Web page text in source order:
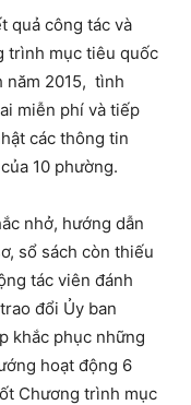
quả công tác và
trình mục tiêu quốc
năm 2015, tình
miễn phí và tiếp
các thông tin
10 phường.
nhở, hướng dẫn
sổ sách còn thiếu
tác viên đánh
đổi Ủy ban
khắc phục những
hoạt động 6
Chương trình mục